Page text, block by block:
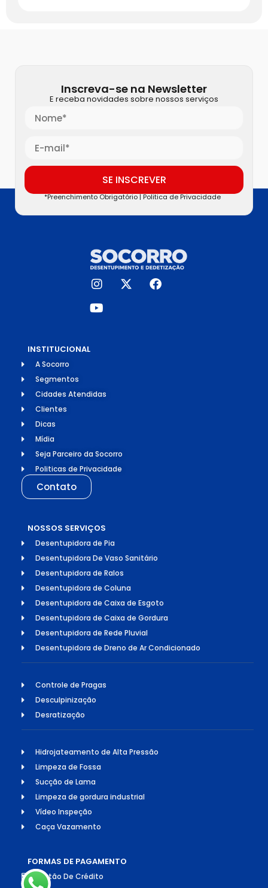
Inscreva-se na Newsletter
E receba novidades sobre nossos serviços
SE INSCREVER
*Preenchimento Obrigatório |Politica de Privacidade
INSTITUCIONAL
A Socorro
Segmentos
Cidades Atendidas
Clientes
Dicas
Mídia
Seja Parceiro da Socorro
Politicas de Privacidade
Contato
NOSSOS SERVIÇOS
Desentupidora de Pia
Desentupidora De Vaso Sanitário
Desentupidora de Ralos
Desentupidora de Coluna
Desentupidora de Caixa de Esgoto
Desentupidora de Caixa de Gordura
Desentupidora de Rede Pluvial
Desentupidora de Dreno de Ar Condicionado
Controle de Pragas
Desculpinização
Desratização
Hidrojateamento de Alta Pressão
Limpeza de Fossa
Sucção de Lama
Limpeza de gordura industrial
Vídeo Inspeção
Caça Vazamento
FORMAS DE PAGAMENTO
Cartão De Crédito